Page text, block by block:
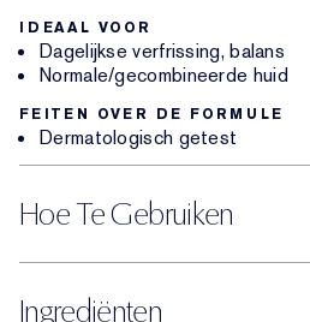
IDEAAL VOOR
Dagelijkse verfrissing, balans
Normale/gecombineerde huid
FEITEN OVER DE FORMULE
Dermatologisch getest
Hoe Te Gebruiken
Ingrediënten